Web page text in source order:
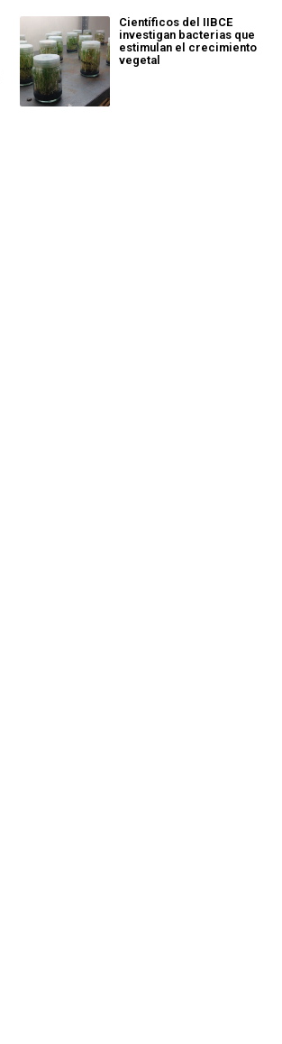
Científicos del IIBCE
investigan bacterias que
estimulan el crecimiento
vegetal